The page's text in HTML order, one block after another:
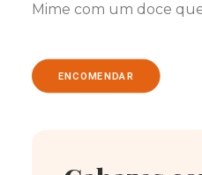
Mime com um doce
ENCOMENDAR